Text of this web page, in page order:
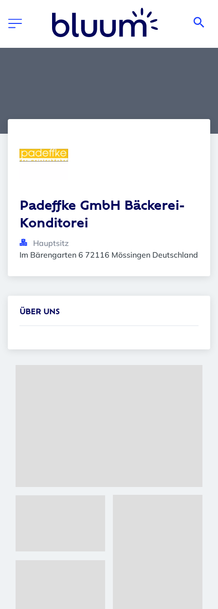
Padeffke GmbH Bäckerei-
Konditorei
Hauptsitz
Im Bärengarten 6 72116 Mössingen Deutschland
ÜBER UNS